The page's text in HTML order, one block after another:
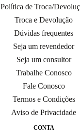
Política de Troca/
Troca e Devolução
Dúvidas frequentes
Seja um revendedor
Seja um consultor
Trabalhe Conosco
Fale Conosco
Termos e Condições
Aviso de Privacidade
CONTA